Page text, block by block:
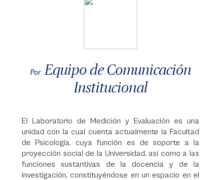
Por Equipo de Comunicación
Institucional
El Laboratorio de Medición y Evaluación es una
unidad con la cual cuenta actualmente la Facultad
de Psicología, cuya función es de soporte a la
proyección social de la Universidad, así como a las
funciones sustantivas de la docencia y de la
investigación, constituyéndose en un espacio en el